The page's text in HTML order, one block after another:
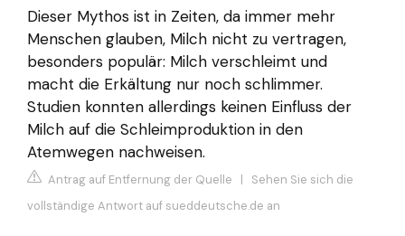
Dieser Mythos ist in Zeiten, da immer mehr
Menschen glauben, Milch nicht zu vertragen,
besonders populär: Milch verschleimt und
macht die Erkältung nur noch schlimmer.
Studien konnten allerdings keinen Einfluss der
Milch auf die Schleimproduktion in den
Atemwegen nachweisen.
Antrag auf Entfernung der Quelle | Sehen Sie sich die
vollständige Antwort auf sueddeutsche.de an